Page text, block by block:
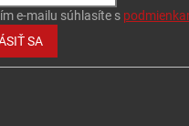
e-mailu súhlasíte s
SA